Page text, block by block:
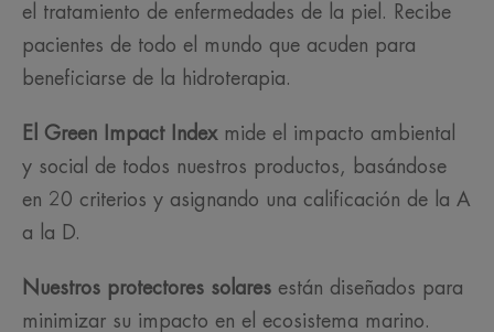
el tratamiento de enfermedades de la piel. Recibe
pacientes de todo el mundo que acuden para
beneficiarse de la hidroterapia.
El Green Impact Index mide el impacto ambiental
y social de todos nuestros productos, basándose
en 20 criterios y asignando una calificación de la A
a la D.
Nuestros protectores solares están diseñados para
minimizar su impacto en el ecosistema marino.